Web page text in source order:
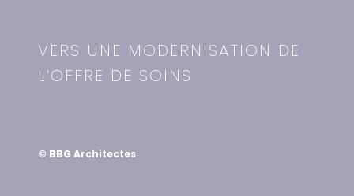
VERS UNE MODERNISATION DE
L’OFFRE DE SOINS
© BBG Architectes